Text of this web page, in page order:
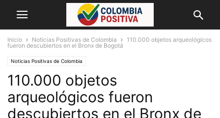
Inicio Noticias Positivas de Colombia
110.000 objetos arqueológicos
fueron descubiertos en el Bronx de Bogotá
Noticias Positivas de Colombia
110.000 objetos
arqueológicos fueron
descubiertos en el Bronx de